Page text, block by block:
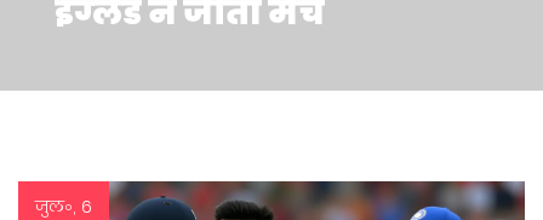
इंग्लैंड ने जीता मैच
जुल॰, 6